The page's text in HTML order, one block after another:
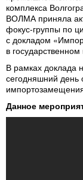
комплекса
ВОЛМА приняла
фокус-группы по
с докладом
в
В рамках доклада
сегодняшний день
Данное